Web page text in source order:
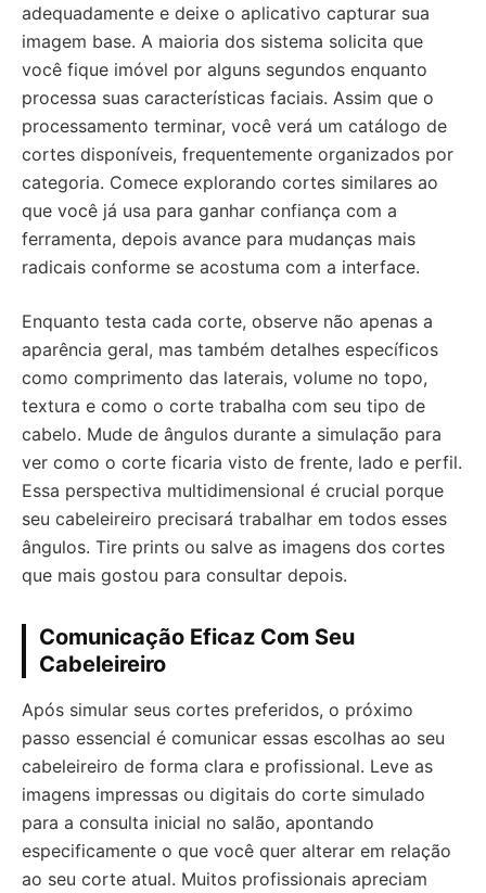
adequadamente e deixe o aplicativo capturar sua
imagem base. A maioria dos sistema solicita que
você fique imóvel por alguns segundos enquanto
processa suas características faciais. Assim que o
processamento terminar, você verá um catálogo de
cortes disponíveis, frequentemente organizados por
categoria. Comece explorando cortes similares ao
que você já usa para ganhar confiança com a
ferramenta, depois avance para mudanças mais
radicais conforme se acostuma com a interface.
Enquanto testa cada corte, observe não apenas a
aparência geral, mas também detalhes específicos
como comprimento das laterais, volume no topo,
textura e como o corte trabalha com seu tipo de
cabelo. Mude de ângulos durante a simulação para
ver como o corte ficaria visto de frente, lado e perfil.
Essa perspectiva multidimensional é crucial porque
seu cabeleireiro precisará trabalhar em todos esses
ângulos. Tire prints ou salve as imagens dos cortes
que mais gostou para consultar depois.
Comunicação Eficaz Com Seu
Cabeleireiro
Após simular seus cortes preferidos, o próximo
passo essencial é comunicar essas escolhas ao seu
cabeleireiro de forma clara e profissional. Leve as
imagens impressas ou digitais do corte simulado
para a consulta inicial no salão, apontando
especificamente o que você quer alterar em relação
ao seu corte atual. Muitos profissionais apreciam